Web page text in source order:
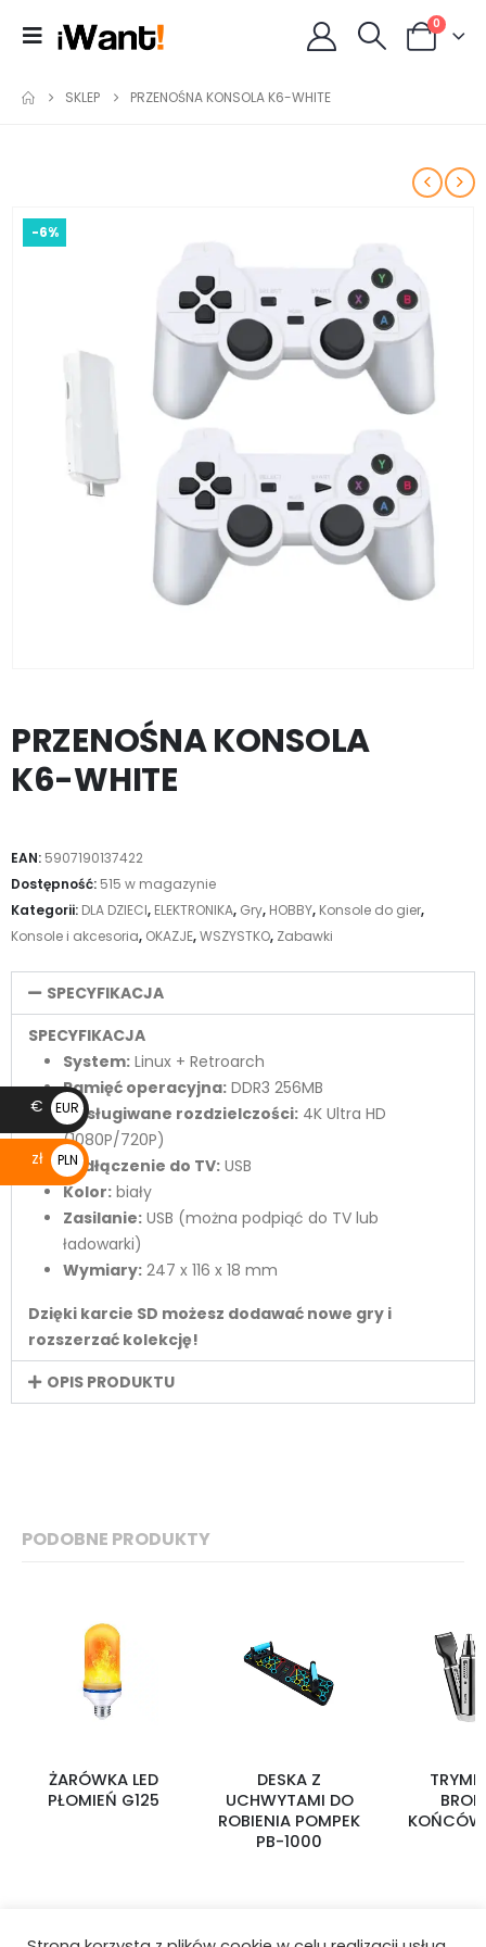
0
SKLEP PRZENOŚNA KONSOLA K6-WHITE
-6%
PRZENOŚNA KONSOLA
K6-WHITE
EAN: 5907190137422
Dostępność: 515 w magazynie
Kategorii: DLA DZIECI, ELEKTRONIKA, Gry, HOBBY, Konsole do gier,
Konsole i akcesoria, OKAZJE,WSZYSTKO, Zabawki
SPECYFIKACJA
SPECYFIKACJA
System: Linux + Retroarch
Pamięć operacyjna: DDR3 256MB
Obsługiwane rozdzielczości: 4K Ultra HD
(1080P/720P)
Podłączenie do TV: USB
Kolor: biały
Zasilanie: USB (można podpiąć do TV lub
ładowarki)
Wymiary: 247 x 116 x 18 mm
Dzięki karcie SD możesz dodawać nowe gry i
rozszerzać kolekcję!
OPIS PRODUKTU
PODOBNE PRODUKTY
ŻARÓWKA LED
PŁOMIEŃ G125
DESKA Z
UCHWYTAMI DO
ROBIENIA POMPEK
PB-1000
€
EUR
€
zł
PLN
zł